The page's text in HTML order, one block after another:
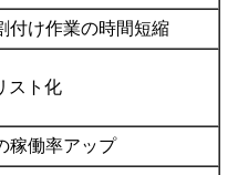
付け作業の時間短縮
スト化
稼働率アップ